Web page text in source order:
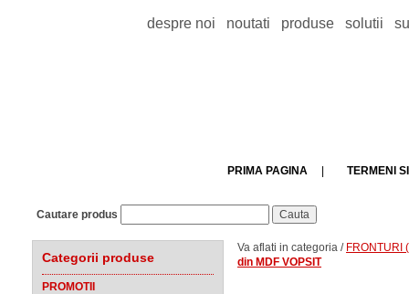
despre noi noutati produse solutii
PRIMA PAGINA TERMENI
Cautare produs
Categorii produse
PROMOTII
Va aflati in categoria / FRONTURI
din MDF VOPSIT